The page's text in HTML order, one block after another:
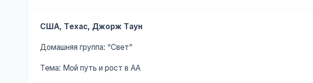
США, Техас, Джорж Таун
Домашняя группа: “Свет”
Тема: Мой путь и рост в АА